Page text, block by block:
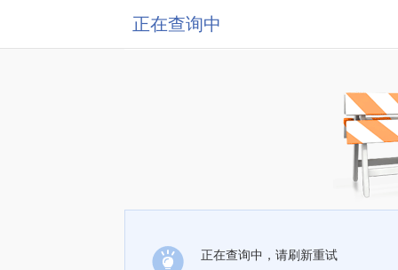
正在查询中
正在查询中，请刷新重试